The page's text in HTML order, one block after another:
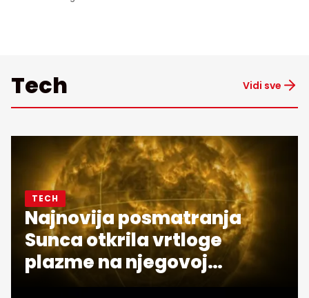
Tech Vidi sve
TECH
Najnovija posmatranja
Sunca otkrila vrtloge
plazme na njegovoj
površini